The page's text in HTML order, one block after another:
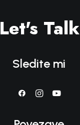
Let's Talk
Sledite mi